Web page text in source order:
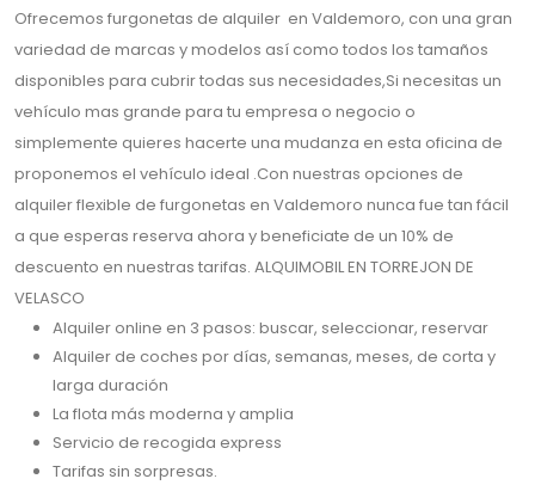
Ofrecemos furgonetas de alquiler en Valdemoro, con una gran
variedad de marcas y modelos así como todos los tamaños
disponibles para cubrir todas sus necesidades,Si necesitas un
vehículo mas grande para tu empresa o negocio o
simplemente quieres hacerte una mudanza en esta oficina de
proponemos el vehículo ideal .Con nuestras opciones de
alquiler flexible de furgonetas en Valdemoro nunca fue tan fácil
a que esperas reserva ahora y beneficiate de un 10% de
descuento en nuestras tarifas. ALQUIMOBIL EN TORREJON DE
VELASCO
Alquiler online en 3 pasos: buscar, seleccionar, reservar
Alquiler de coches por días, semanas, meses, de corta y
larga duración
La flota más moderna y amplia
Servicio de recogida express
Tarifas sin sorpresas.